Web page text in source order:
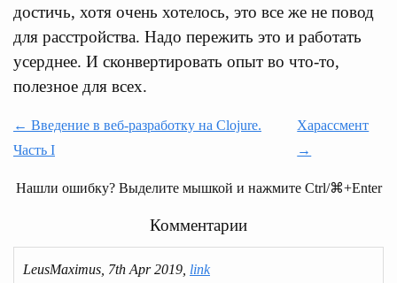
достичь, хотя очень хотелось, это все же не повод
для расстройства. Надо пережить это и работать
усерднее. И сконвертировать опыт во что-то,
полезное для всех.
← Введение в веб-разработку на Clojure.
Часть I
Харассмент
→
Нашли ошибку? Выделите мышкой и нажмите Ctrl/⌘+Enter
Комментарии
LeusMaximus, 7th Apr 2019, link